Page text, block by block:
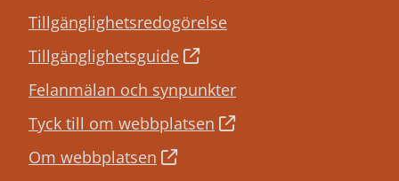
Tillgänglighetsredogörelse
Tillgänglighetsguide
Felanmälan och synpunkter
Tyck till om webbplatsen
Om webbplatsen